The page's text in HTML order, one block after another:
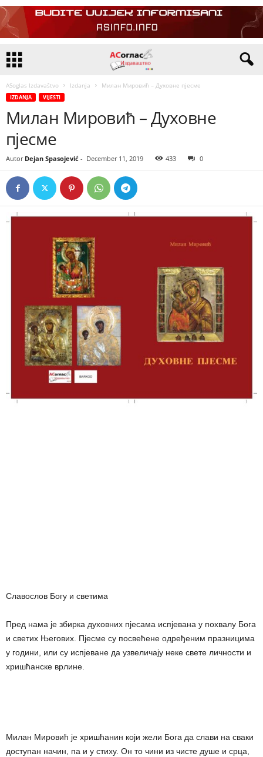
ASoglas Izdavaštvo Izdanja Милан Мировић – Духовне пјесме
IZDANJA VIJESTI
Милан Мировић – Духовне
пјесме
Autor Dejan Spasojević - December 11, 2019 433 0
Славослов Богу и светима
Пред нама је збирка духовних пјесама испјевана у похвалу Бога
и светих Његових. Пјесме су посвећене одређеним празницима
у години, или су испјеване да узвеличају неке свете личности и
хришћанске врлине.
Милан Мировић је хришћанин који жели Бога да слави на сваки
доступан начин, па и у стиху. Он то чини из чисте душе и срца,